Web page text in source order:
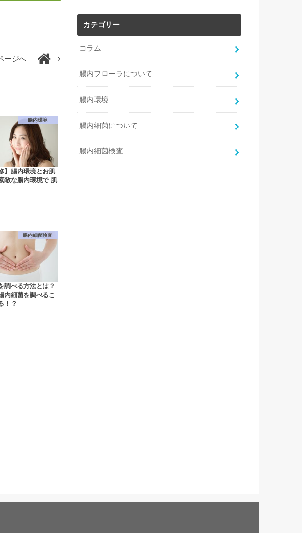
ージへ
腸内環境
】腸内環境とお肌
敵な腸内環境で 肌
腸内細菌検査
調べる方法とは？
内細菌を調べるこ
！？
カテゴリー
コラム
腸内フローラについて
腸内環境
腸内細菌について
腸内細菌検査